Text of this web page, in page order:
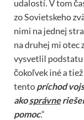
udalostí. V tom
zo Sovietskeho
nimi na jednej
na druhej mi otec
vysvetlil podstatu
čokoľvek iné a
tentopríchod
akosprávne
pomoc.“